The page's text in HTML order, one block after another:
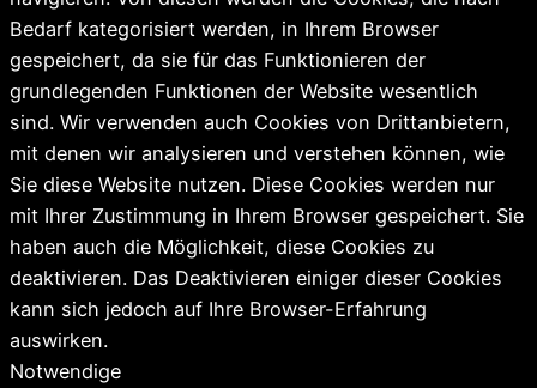
Bedarf kategorisiert werden, in Ihrem Browser
gespeichert, da sie für das Funktionieren der
grundlegenden Funktionen der Website wesentlich
sind. Wir verwenden auch Cookies von Drittanbietern,
mit denen wir analysieren und verstehen können, wie
Sie diese Website nutzen. Diese Cookies werden nur
mit Ihrer Zustimmung in Ihrem Browser gespeichert. Sie
haben auch die Möglichkeit, diese Cookies zu
deaktivieren. Das Deaktivieren einiger dieser Cookies
kann sich jedoch auf Ihre Browser-Erfahrung
auswirken.
Notwendige